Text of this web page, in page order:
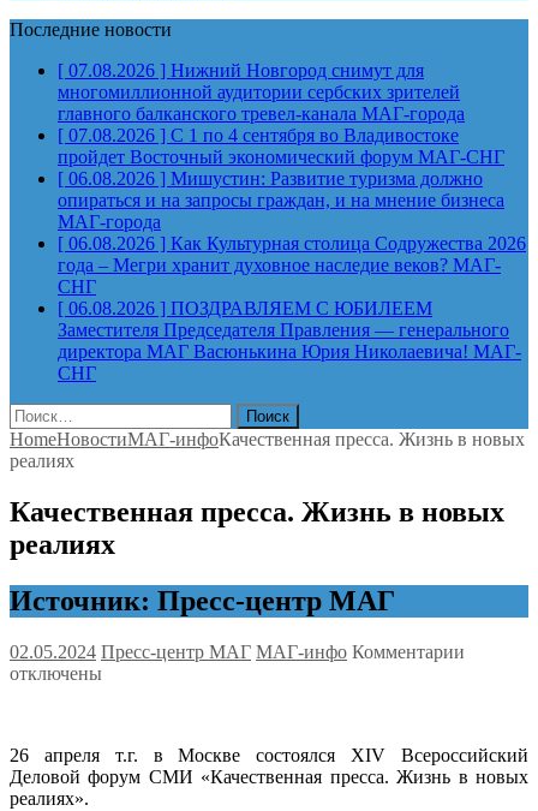
Последние новости
[ 07.08.2026 ] Нижний Новгород снимут для
многомиллионной аудитории сербских зрителей
главного балканского тревел-канала МАГ-города
[ 07.08.2026 ] С 1 по 4 сентября во Владивостоке
пройдет Восточный экономический форум МАГ-СНГ
[ 06.08.2026 ] Мишустин: Развитие туризма должно
опираться и на запросы граждан, и на мнение бизнеса
МАГ-города
[ 06.08.2026 ] Как Культурная столица Содружества 2026
года – Мегри хранит духовное наследие веков? МАГ-
СНГ
[ 06.08.2026 ] ПОЗДРАВЛЯЕМ С ЮБИЛЕЕМ
Заместителя Председателя Правления — генерального
директора МАГ Васюнькина Юрия Николаевича! МАГ-
СНГ
Найти:
HomeНовостиМАГ-инфоКачественная пресса. Жизнь в новых
реалиях
Качественная пресса. Жизнь в новых
реалиях
Источник: Пресс-центр МАГ
02.05.2024 Пресс-центр МАГ МАГ-инфо Комментарии
в
новых
отключены
26 апреля т.г. в Москве состоялся XIV Всероссийский
Деловой форум СМИ «Качественная пресса. Жизнь в новых
реалиях».